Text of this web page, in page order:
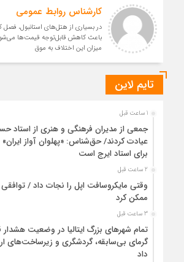
کارشناس روابط عمومی
در بسیاری از هتل‌های استانبول، فصل
باعث کاهش قابل‌توجه قیمت‌ها
میزان این اختلاف به موق
تایم لاین
1 ساعت قبل
جمعی از مدیران فرهنگی و هنری از استاد
عیادت کردند/ حق‌شناس: «پهلوان آواز
برای استاد ایرج است
2 ساعت قبل
وقتی مایکروسافت اپل را نجات داد /
ممکن کرد
3 ساعت قبل
تمام شهرهای بزرگ ایتالیا در وضعیت هشدار
گرمای بی‌سابقه، گردشگری و زیرساخت‌های
داد